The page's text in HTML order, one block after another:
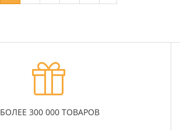
БОЛЕЕ 300 000 ТОВАРОВ